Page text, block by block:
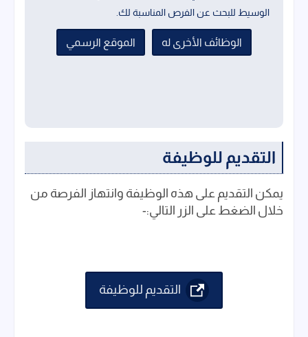
الوسيط للبحث عن الفرص المناسبة لك.
الوظائف الأخرى له الموقع الرسمي
التقديم للوظيفة
يمكن التقديم على هذه الوظيفة وانتهاز الفرصة من
خلال الضغط على الزر التالي:-
التقديم للوظيفة